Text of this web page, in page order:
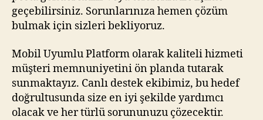
geçebilirsiniz. Sorunlarınıza hemen çözüm
bulmak için sizleri bekliyoruz.
Mobil Uyumlu Platform olarak kaliteli hizmeti
müşteri memnuniyetini ön planda tutarak
sunmaktayız. Canlı destek ekibimiz, bu hedef
doğrultusunda size en iyi şekilde yardımcı
olacak ve her türlü sorununuzu çözecektir.